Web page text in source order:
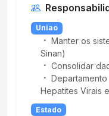
Uniao
Manter os
Sinan)
Consolidar
Hepatites Virais
Estado